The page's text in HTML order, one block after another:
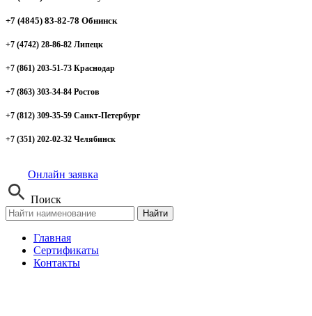
+7 (4845) 83-82-78 Обнинск
+7 (4742) 28-86-82 Липецк
+7 (861) 203-51-73 Краснодар
+7 (863) 303-34-84 Ростов
+7 (812) 309-35-59 Санкт-Петербург
+7 (351) 202-02-32 Челябинск
Онлайн заявка
Поиск
Найти
Главная
Сертификаты
Контакты